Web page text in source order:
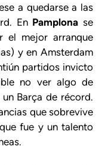
a quedarse a las
En Pamplona se
el mejor arranque
y en Amsterdam
partidos invicto
no ver algo de
Barça de récord.
que sobrevive
fue y un talento